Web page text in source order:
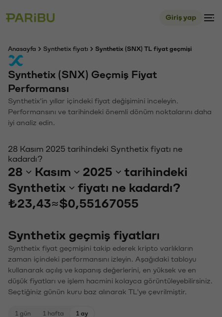
Giriş yap
Anasayfa Synthetix fiyatı Synthetix (SNX) TL fiyat geçmişi
Synthetix (SNX) Geçmiş Fiyat
Performansı
Synthetix'in yıllar içindeki fiyat değişimini inceleyin.
Performansını ve tarihindeki önemli dönüm noktalarını daha
iyi analiz edin.
28 Kasım 2025 tarihindeki Synthetix fiyatı ne
kadardı?
28 Kasım 2025
tarihindeki
Synthetix
fiyatı ne kadardı?
₺23,43≈$0,55167055
Synthetix geçmiş fiyatları
Synthetix fiyat geçmişini takip ederek kripto varlıkların
zaman içindeki performansını izleyin. Aşağıdaki tabloyu
kullanarak açılış ve kapanış değerlerini, en yüksek ve en
düşük fiyatları ve işlem hacmini kolayca görüntüleyebilirsiniz.
Seçtiğiniz günün kuru baz alınarak TL'ye çevrilmiştir.
1 gün 1 hafta 1 ay